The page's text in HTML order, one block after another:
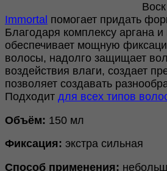
Immortal помогает придать
Благодаря комплексу аргана и
обеспечивает мощную
волосы, надолго защищает
воздействия влаги, создает
позволяет создавать
Подходит для всех типов
Объём: 150 мл
Фиксация: экстра сильная
Способ применения: